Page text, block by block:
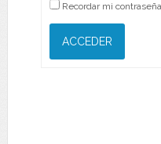
Recordar mi contraseña
ACCEDER